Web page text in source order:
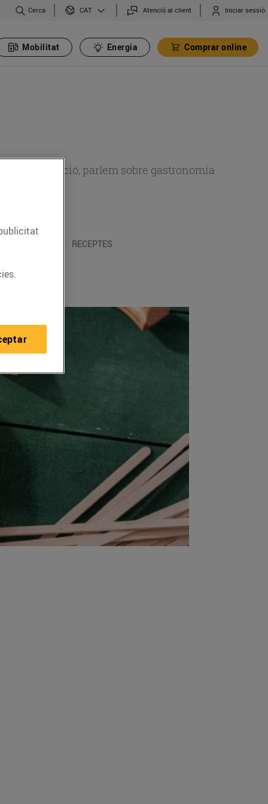
Cerca CAT Atenció al client Iniciar sessió
Mobilitat Energia Comprar online
alimentació, parlem sobre gastronomia
RECEPTES